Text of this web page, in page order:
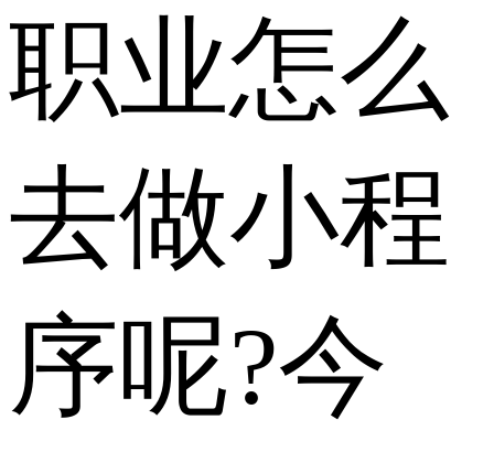
职业怎么
去做小程
序呢?今